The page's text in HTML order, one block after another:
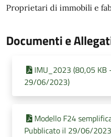
Proprietari di immobili e
Documenti e
IMU_2023 (80,05 KB
29/06/2023)
Modello F24
Pubblicato il 29/06/